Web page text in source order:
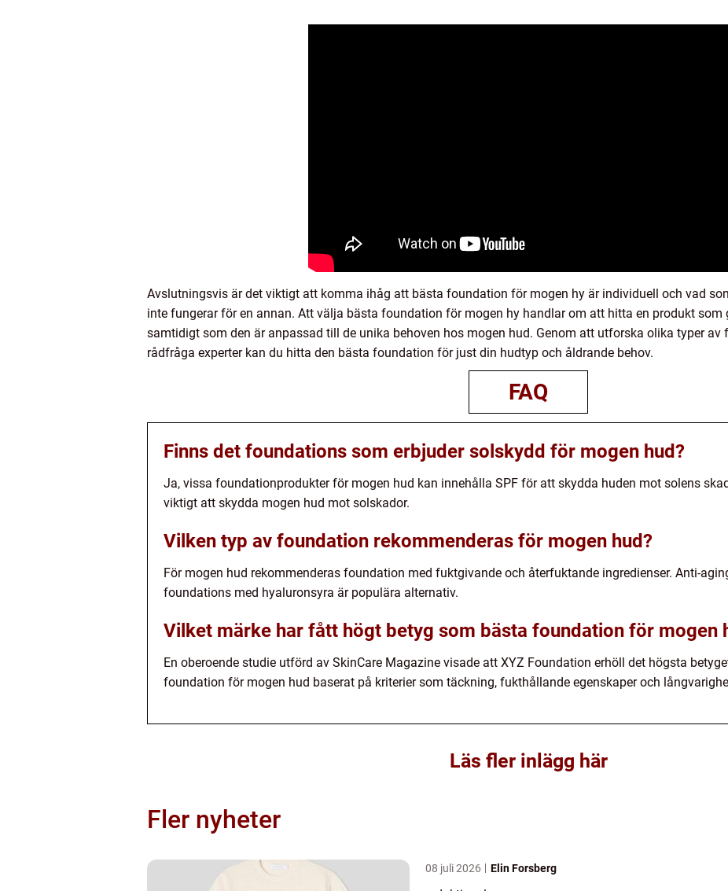
Avslutningsvis är det viktigt att komma ihåg att bästa foundation för mogen hy är individuell och vad
inte fungerar för en annan. Att välja bästa foundation för mogen hy handlar om att hitta en produkt som
samtidigt som den är anpassad till de unika behoven hos mogen hud. Genom att utforska olika typer av
rådfråga experter kan du hitta den bästa foundation för just din hudtyp och åldrande behov.
FAQ
Finns det foundations som erbjuder solskydd för mogen hud?
Ja, vissa foundationprodukter för mogen hud kan innehålla SPF för att skydda huden mot solens
viktigt att skydda mogen hud mot solskador.
Vilken typ av foundation rekommenderas för mogen hud?
För mogen hud rekommenderas foundation med fuktgivande och återfuktande ingredienser. Anti-
foundations med hyaluronsyra är populära alternativ.
Vilket märke har fått högt betyg som bästa foundation för mogen
En oberoende studie utförd av SkinCare Magazine visade att XYZ Foundation erhöll det högsta
foundation för mogen hud baserat på kriterier som täckning, fukthållande egenskaper och
Läs fler inlägg här
Fler nyheter
08 juli 2026 Elin Forsberg